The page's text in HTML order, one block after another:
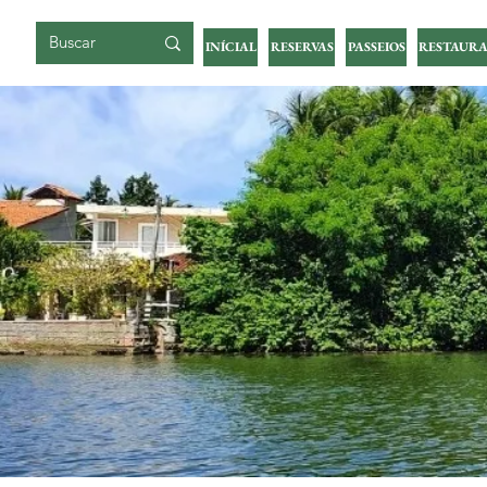
INÍCIAL RESERVAS PASSEIOS